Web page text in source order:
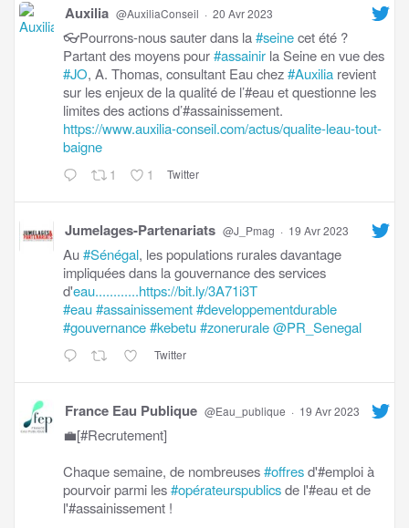
Auxilia @AuxiliaConseil · 20 Avr 2023
👓Pourrons-nous sauter dans la#seinecet été ?
Partant des moyens pour#assainir la Seine en vue des
#JO, A. Thomas, consultant Eau chez#Auxilia revient
sur les enjeux de la qualité de l’#eau et questionne les
limites des actions d’#assainissement.
https://www.auxilia-conseil.com/actus/qualite-leau-tout-
baigne
1 1 Twitter
Jumelages-Partenariats @J_Pmag · 19 Avr 2023
Au#Sénégal, les populations rurales davantage
impliquées dans la gouvernance des services
d'eau............https://bit.ly/3A71i3T
#eau#assainissement#developpementdurable
#gouvernance#kebetu#zonerurale@PR_Senegal
Twitter
France Eau Publique @Eau_publique · 19 Avr 2023
💼[#Recrutement]
Chaque semaine, de nombreuses#offresd'#emploi à
pourvoir parmi les#opérateurspublicsde l'#eau et de
l'#assainissement !